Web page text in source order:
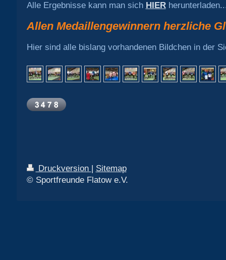
Alle Ergebnisse kann man sich HIER
Allen Medaillengewinnern herzliche
Hier sind alle bislang vorhandenen Bildchen in der
Druckversion | Sitemap
© Sportfreunde Flatow e.V.